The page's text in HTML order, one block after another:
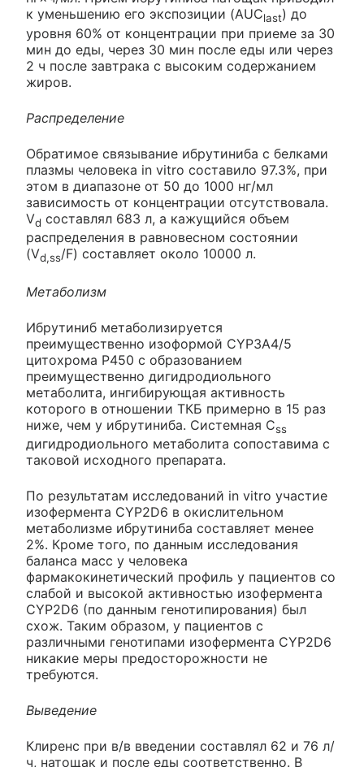
к уменьшению его экспозиции (AUClast) до
уровня 60% от концентрации при приеме за 30
мин до еды, через 30 мин после еды или через
2 ч после завтрака с высоким содержанием
жиров.
Распределение
Обратимое связывание ибрутиниба с белками
плазмы человека in vitro составило 97.3%, при
этом в диапазоне от 50 до 1000 нг/мл
зависимость от концентрации отсутствовала.
Vd составлял 683 л, а кажущийся объем
распределения в равновесном состоянии
(Vd,ss/F) составляет около 10000 л.
Метаболизм
Ибрутиниб метаболизируется
преимущественно изоформой CYP3A4/5
цитохрома Р450 с образованием
преимущественно дигидродиольного
метаболита, ингибирующая активность
которого в отношении ТКБ примерно в 15 раз
ниже, чем у ибрутиниба. Системная Css
дигидродиольного метаболита сопоставима с
таковой исходного препарата.
По результатам исследований in vitro участие
изофермента CYP2D6 в окислительном
метаболизме ибрутиниба составляет менее
2%. Кроме того, по данным исследования
баланса масс у человека
фармакокинетический профиль у пациентов со
слабой и высокой активностью изофермента
CYP2D6 (по данным генотипирования) был
схож. Таким образом, у пациентов с
различными генотипами изофермента CYP2D6
никакие меры предосторожности не
требуются.
Выведение
Клиренс при в/в введении составлял 62 и 76 л/
ч, натощак и после еды соответственно. В